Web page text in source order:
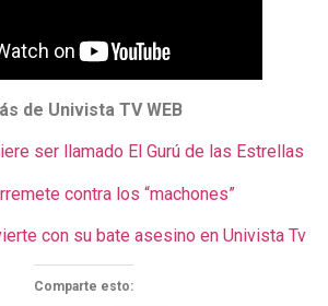
de Univista TV WEB
ser llamado El Gurú de las Estrellas
contra los “machones”
con su bate asesino en Univista Tv
Comparte esto: